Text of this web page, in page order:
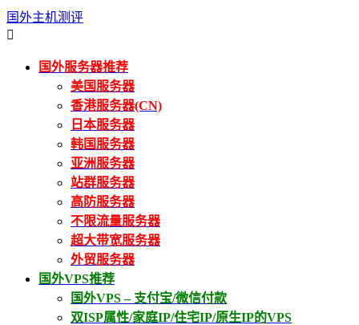
国外主机测评

国外服务器推荐
美国服务器
香港服务器(CN)
日本服务器
韩国服务器
亚洲服务器
站群服务器
高防服务器
不限流量服务器
超大带宽服务器
外贸服务器
国外VPS推荐
国外VPS – 支付宝/微信付款
双ISP属性/家庭IP/住宅IP/原生IP的VPS